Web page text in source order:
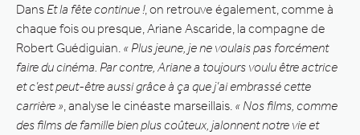
Dans Et la fête continue !, on retrouve également, comme à
chaque fois ou presque, Ariane Ascaride, la compagne de
Robert Guédiguian. « Plus jeune, je ne voulais pas forcément
faire du cinéma. Par contre, Ariane a toujours voulu être actrice
et c’est peut-être aussi grâce à ça que j’ai embrassé cette
carrière » , analyse le cinéaste marseillais. « Nos films, comme
des films de famille bien plus coûteux, jalonnent notre vie et